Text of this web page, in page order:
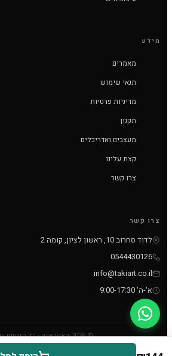
מידע
מאמרים
תנאי שימוש
מדיניות פרטיות
תקנון
מעצבים ואדריכלים
קצת עלינו
צרו קשר
צרו קשר
לדוד סחרוב 10, ראשון לציון, קומה 2
0544430126
info@takiart.co.il
א'-ה' 9:00-17:30
© 2026 טאקי ארט - כל הזכויות שמורות